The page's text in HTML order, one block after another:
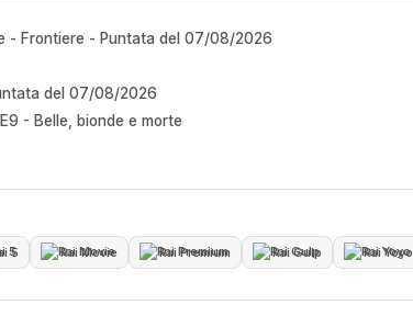
- Frontiere - Puntata del 07/08/2026
del 07/08/2026
- Belle, bionde e morte
5 Rai Movie Rai Premium Rai Gulp Rai Yoyo